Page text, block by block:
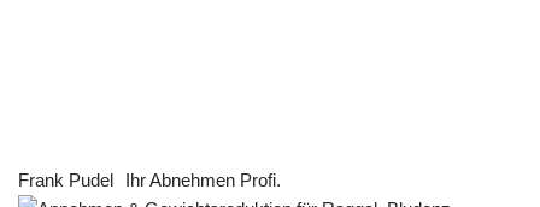
Frank Pudel Ihr Abnehmen Profi.